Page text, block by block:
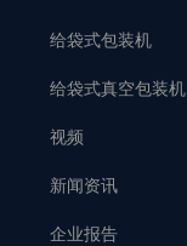
给袋式包装机
给袋式真空包装机
视频
新闻资讯
企业报告